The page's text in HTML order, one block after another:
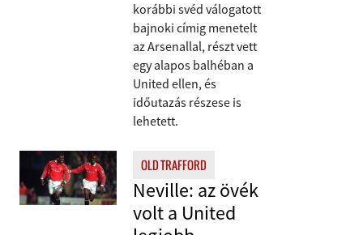
korábbi svéd válogatott
bajnoki címig menetelt
az Arsenallal, részt vett
egy alapos balhéban a
United ellen, és
időutazás részese is
lehetett.
OLD TRAFFORD
Neville: az övék
volt a United